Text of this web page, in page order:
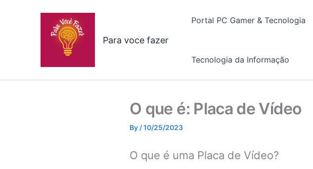
Para voce fazer
Portal PC Gamer & Tecnologia
Tecnologia da Informação
O que é: Placa de Vídeo
By /10/25/2023
O que é uma Placa de Vídeo?